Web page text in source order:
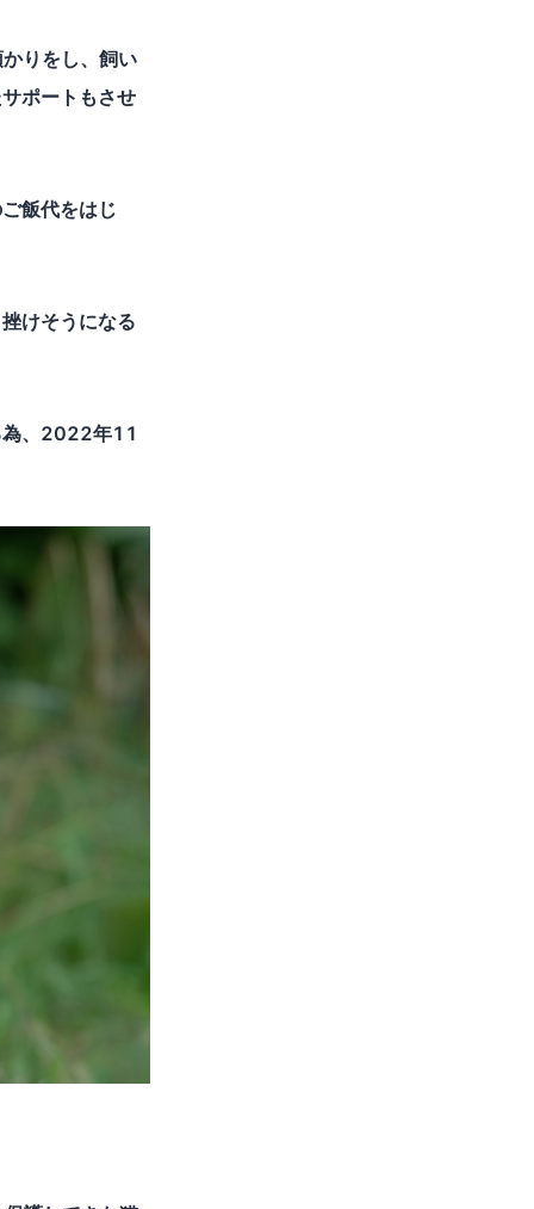
りをし、飼い
ポートもさせ
飯代をはじ
けそうになる
為、2022年11